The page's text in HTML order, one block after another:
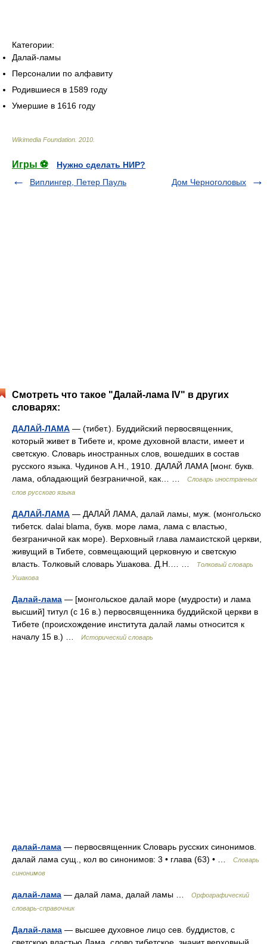
Категории:
Далай-ламы
Персоналии по алфавиту
Родившиеся в 1589 году
Умершие в 1616 году
Wikimedia Foundation 2010
Игры ⚽
Нужно сделать НИР?
Виплингер, Петер Пауль
Дом Черноголовых
Смотреть что такое "Далай-лама IV" в других
словарях:
ДАЛАЙ-ЛАМА — (тибет.). Буддийский первосвященник,
который живет в Тибете и, кроме духовной власти, имеет и
светскую. Словарь иностранных слов, вошедших в состав
русского языка. Чудинов А.Н., 1910. ДАЛАЙ ЛАМА [монг. букв.
лама, обладающий безграничной, как… …
Словарь иностранных
слов русского языка
ДАЛАЙ-ЛАМА — ДАЛАЙ ЛАМА, далай ламы, муж. (монгольско
тибетск. dalai blama, букв. море лама, лама с властью,
безграничной как море). Верховный глава ламаистской церкви,
живущий в Тибете, совмещающий церковную и светскую
власть. Толковый словарь Ушакова. Д.Н.… …
Толковый словарь
Ушакова
Далай-лама — [монгольское далай море (мудрости) и лама
высший] титул (с 16 в.) первосвященника буддийской церкви в
Тибете (происхождение института далай ламы относится к
началу 15 в.) …
Исторический словарь
далай-лама — первосвященник Словарь русских синонимов.
далай лама сущ., кол во синонимов: 3 • глава (63) • …
Словарь
синонимов
далай-лама — далай лама, далай ламы …
Орфографический
словарь-справочник
Далай-лама — высшее духовное лицо сев. буддистов, с